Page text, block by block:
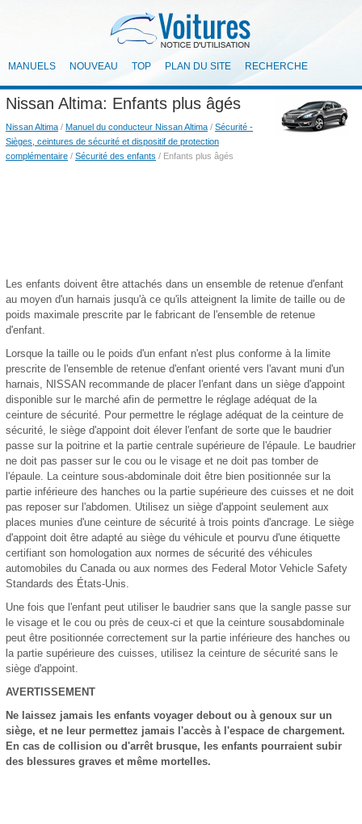
MANUELS NOUVEAU TOP PLAN DU SITE RECHERCHE
Nissan Altima: Enfants plus âgés
Nissan Altima / Manuel du conducteur Nissan Altima / Sécurité -
Sièges, ceintures de sécurité et dispositif de protection
complémentaire / Sécurité des enfants / Enfants plus âgés
Les enfants doivent être attachés dans un ensemble de retenue d'enfant
au moyen d'un harnais jusqu'à ce qu'ils atteignent la limite de taille ou de
poids maximale prescrite par le fabricant de l'ensemble de retenue
d'enfant.
Lorsque la taille ou le poids d'un enfant n'est plus conforme à la limite
prescrite de l'ensemble de retenue d'enfant orienté vers l'avant muni d'un
harnais, NISSAN recommande de placer l'enfant dans un siège d'appoint
disponible sur le marché afin de permettre le réglage adéquat de la
ceinture de sécurité. Pour permettre le réglage adéquat de la ceinture de
sécurité, le siège d'appoint doit élever l'enfant de sorte que le baudrier
passe sur la poitrine et la partie centrale supérieure de l'épaule. Le baudrier
ne doit pas passer sur le cou ou le visage et ne doit pas tomber de
l'épaule. La ceinture sous-abdominale doit être bien positionnée sur la
partie inférieure des hanches ou la partie supérieure des cuisses et ne doit
pas reposer sur l'abdomen. Utilisez un siège d'appoint seulement aux
places munies d'une ceinture de sécurité à trois points d'ancrage. Le siège
d'appoint doit être adapté au siège du véhicule et pourvu d'une étiquette
certifiant son homologation aux normes de sécurité des véhicules
automobiles du Canada ou aux normes des Federal Motor Vehicle Safety
Standards des États-Unis.
Une fois que l'enfant peut utiliser le baudrier sans que la sangle passe sur
le visage et le cou ou près de ceux-ci et que la ceinture sousabdominale
peut être positionnée correctement sur la partie inférieure des hanches ou
la partie supérieure des cuisses, utilisez la ceinture de sécurité sans le
siège d'appoint.
AVERTISSEMENT
Ne laissez jamais les enfants voyager debout ou à genoux sur un
siège, et ne leur permettez jamais l'accès à l'espace de chargement.
En cas de collision ou d'arrêt brusque, les enfants pourraient subir
des blessures graves et même mortelles.